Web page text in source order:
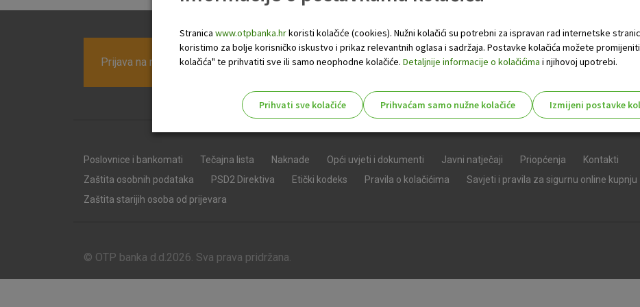
Prijava na newsletter OTP banke
Poslovnice i bankomati Tečajna lista Naknade Opći uvjeti i dokumenti Javni natječaji Priopćenja
Kontakti
Zaštita osobnih podataka
PSD2 Direktiva Etički kodeks Pravila o kolačićima
Savjeti i pravila za sigurnu online kupnju
Zaštita starijih osoba od prijevara
© OTP banka d.d.2026. Sva prava pridržana.
Stranica www.otpbanka.hrkoristi kolačiće (cookies). Nužni kolačići su potrebni za ispravan rad internetske
koristimo za bolje korisničko iskustvo i prikaz relevantnih oglasa i sadržaja. Postavke kolačića možete
kolačića" te prihvatiti sve ili samo neophodne kolačiće. Detaljnije informacije o kolačićima i njihovoj upotrebi.
Prihvati sve kolačiće Prihvaćam samo nužne kolačiće
Izmijeni postavke
njima, ali u tom slučaju neki dijelovi stranice neće